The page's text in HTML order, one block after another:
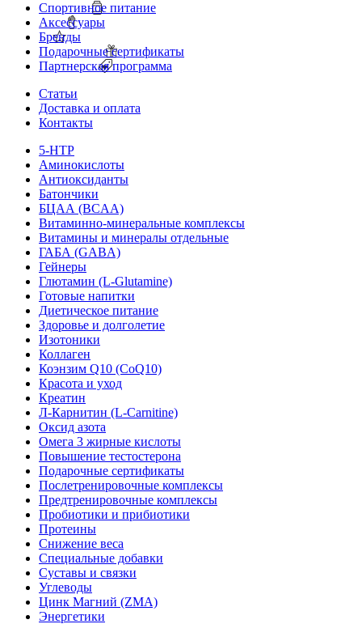
Спортивное питание
Аксессуары
Бренды
Подарочные сертификаты
Партнерская программа
Статьи
Доставка и оплата
Контакты
5-HTP
Аминокислоты
Антиоксиданты
Батончики
БЦАА (BCAA)
Витаминно-минеральные комплексы
Витамины и минералы отдельные
ГАБА (GABA)
Гейнеры
Глютамин (L-Glutamine)
Готовые напитки
Диетическое питание
Здоровье и долголетие
Изотоники
Коллаген
Коэнзим Q10 (CoQ10)
Красота и уход
Креатин
Л-Карнитин (L-Сarnitine)
Оксид азота
Омега 3 жирные кислоты
Повышение тестостерона
Подарочные сертификаты
Послетренировочные комплексы
Предтренировочные комплексы
Пробиотики и прибиотики
Протеины
Снижение веса
Специальные добавки
Суставы и связки
Углеводы
Цинк Магний (ZMA)
Энергетики